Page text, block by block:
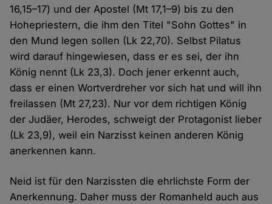
16,15–17) und der Apostel (Mt 17,1–9) bis zu den
Hohepriestern, die ihm den Titel "Sohn Gottes" in
den Mund legen sollen (Lk 22,70). Selbst Pilatus
wird darauf hingewiesen, dass er es sei, der ihn
König nennt (Lk 23,3). Doch jener erkennt auch,
dass er einen Wortverdreher vor sich hat und will ihn
freilassen (Mt 27,23). Nur vor dem richtigen König
der Judäer, Herodes, schweigt der Protagonist lieber
(Lk 23,9), weil ein Narzisst keinen anderen König
anerkennen kann.
Neid ist für den Narzissten die ehrlichste Form der
Anerkennung. Daher muss der Romanheld auch aus